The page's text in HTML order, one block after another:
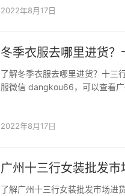
2022年8月17日
冬季衣服去哪里进货
了解冬季衣服去哪里进货？十三
服微信 dangkou66，可以查看
2022年8月17日
广州十三行女装批发
了解广州十三行女装批发市场进